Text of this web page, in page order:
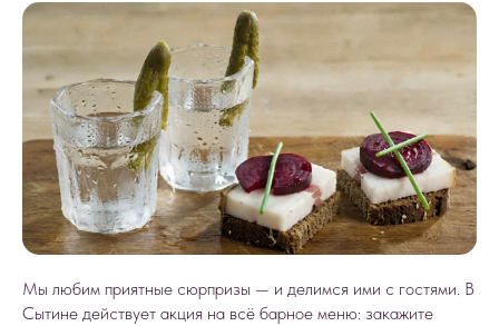
Мы любим приятные сюрпризы — и делимся ими с гостями. В
Сытине действует акция на всё барное меню: закажите